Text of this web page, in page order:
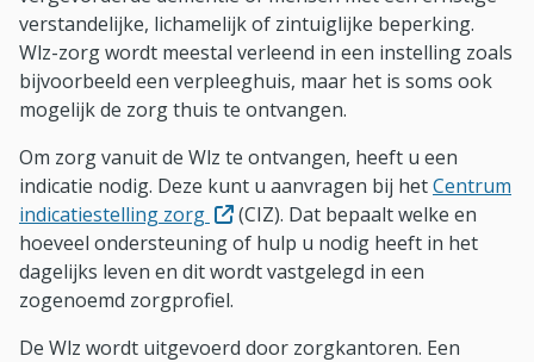
verstandelijke, lichamelijk of zintuiglijke beperking.
Wlz-zorg wordt meestal verleend in een instelling zoals
bijvoorbeeld een verpleeghuis, maar het is soms ook
mogelijk de zorg thuis te ontvangen.
Om zorg vanuit de Wlz te ontvangen, heeft u een
indicatie nodig. Deze kunt u aanvragen bij hetCentrum
indicatiestelling zorg (Opent in nieuw venster)
(CIZ). Dat bepaalt welke en
hoeveel ondersteuning of hulp u nodig heeft in het
dagelijks leven en dit wordt vastgelegd in een
zogenoemd zorgprofiel.
De Wlz wordt uitgevoerd door zorgkantoren. Een